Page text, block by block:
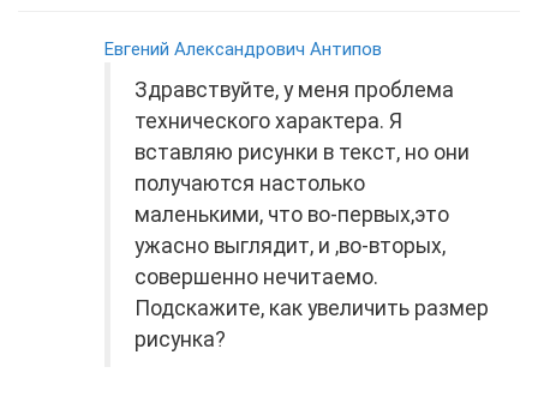
Евгений Александрович Антипов
Здравствуйте, у меня проблема
технического характера. Я
вставляю рисунки в текст, но они
получаются настолько
маленькими, что во-первых,это
ужасно выглядит, и ,во-вторых,
совершенно нечитаемо.
Подскажите, как увеличить размер
рисунка?